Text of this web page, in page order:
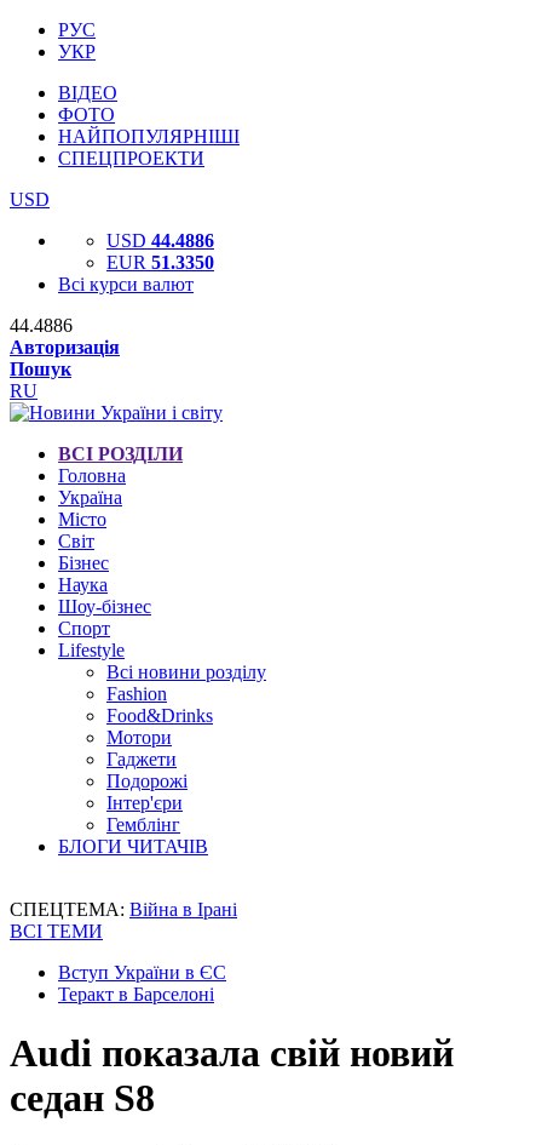
РУС
УКР
ВІДЕО
ФОТО
НАЙПОПУЛЯРНІШІ
СПЕЦПРОЕКТИ
USD
USD 44.4886
EUR 51.3350
Всі курси валют
44.4886
Авторизація
Пошук
RU
ВСІ РОЗДІЛИ
Головна
Україна
Місто
Світ
Бізнес
Наука
Шоу-бізнес
Спорт
Lifestyle
Всі новини розділу
Fashion
Food&Drinks
Мотори
Гаджети
Подорожі
Інтер'єри
Гемблінг
БЛОГИ ЧИТАЧІВ
СПЕЦТЕМА: Війна в Ірані
ВСІ ТЕМИ
Вступ України в ЄС
Теракт в Барселоні
Audi показала свій новий
седан S8